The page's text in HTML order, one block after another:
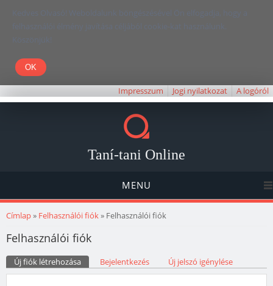
Kedves Olvasó! Weboldalunk böngészésével Ön elfogadja, hogy a
felhasználói élmény javítása céljából cookie-kat használunk.
Köszönjük!
Impresszum Jogi nyilatkozat A logóról
Taní-tani Online
MENU
Jelenlegi hely
Címlap» Felhasználói fiók» Felhasználói fiók
Felhasználói fiók
Elsődleges fülek
Új fiók létrehozása (aktív fül)Bejelentkezés Új jelszó igénylése